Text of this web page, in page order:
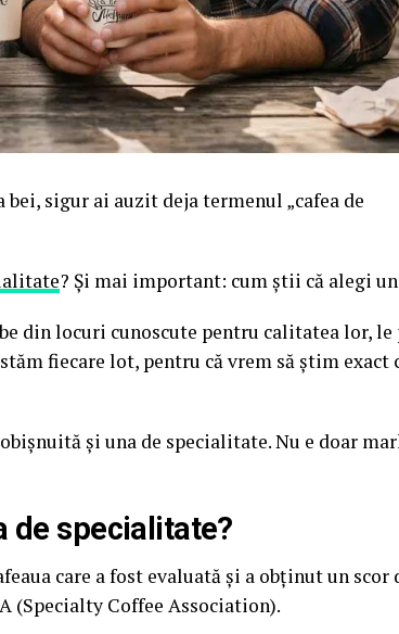
sigur ai auzit deja termenul „cafea de
? Și mai important: cum știi că alegi
din locuri cunoscute pentru calitatea lor,
fiecare lot, pentru că vrem să știm exact
și una de specialitate. Nu e doar
de specialitate?
care a fost evaluată și a obținut un scor
(Specialty Coffee Association).